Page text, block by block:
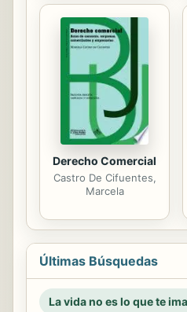
Derecho Comercial
Castro De Cifuentes,
Marcela
Últimas Búsquedas
La vida no es lo que te